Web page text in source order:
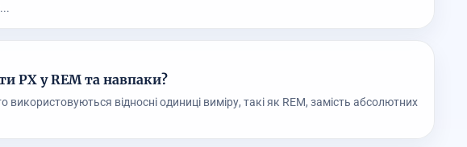
PX у REM та навпаки?
використовуються відносні одиниці виміру, такі як REM, замість абсолютних